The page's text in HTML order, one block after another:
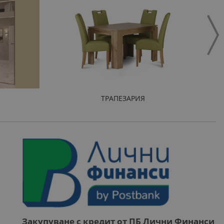
ТРАПЕЗАРИЯ
Закупуване с кредит от ПБ Лични Финанси